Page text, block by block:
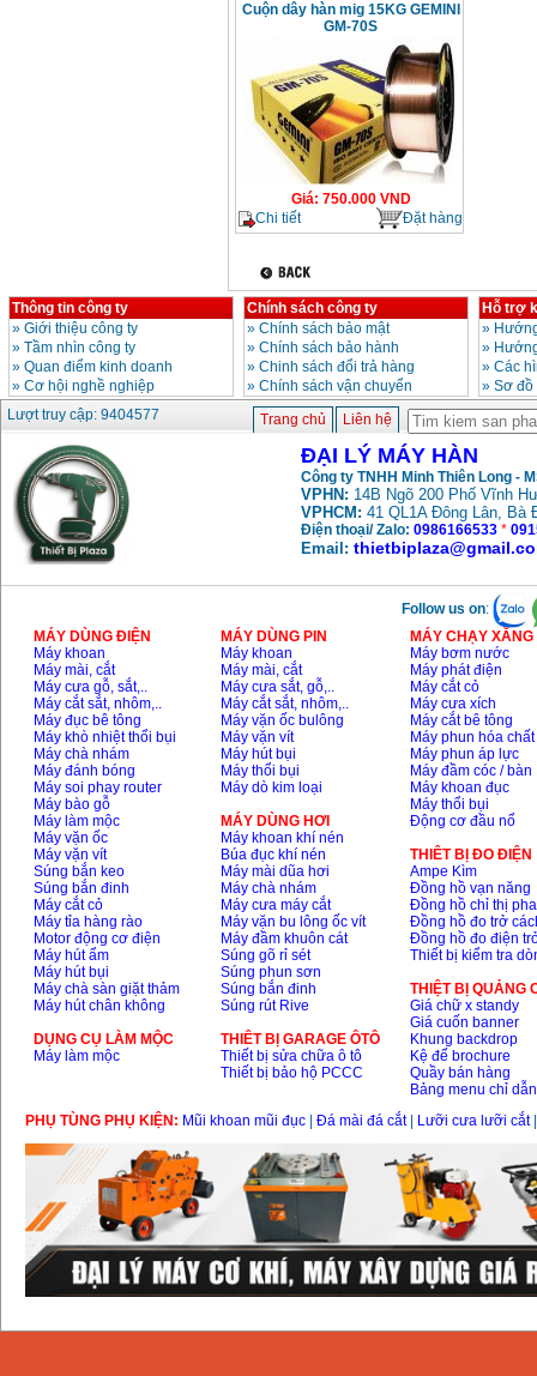
Cuộn dây hàn mig 15KG GEMINI
GM-70S
Giá: 750.000VND
Chi tiết
Đặt hàng
Thông tin công ty
» Giới thiệu công ty
» Tầm nhìn công ty
» Quan điểm kinh doanh
» Cơ hội nghề nghiệp
Chính sách công ty
» Chính sách bảo mật
» Chính sách bảo hành
» Chinh sách đổi trả hàng
» Chính sách vận chuyển
Hỗ trợ
»
»
» Các
» Sơ
Lượt truy cập: 9404577
Trang chủ Liên hệ
ĐẠI LÝ MÁY HÀN
Công ty TNHH Minh Thiên Long -
VPHN: 14B Ngõ 200 Phố Vĩnh
VPHCM: 41 QL1A Đông Lân, Bà
Điện thoại/ Zalo: 0986166533 *
Email:
Follow us on:
MÁY DÙNG ĐIỆN
Máy khoan
Máy mài, cắt
Máy cưa gỗ, sắt,..
Máy cắt sắt, nhôm,..
Máy đục bê tông
Máy khò nhiệt thổi bụi
Máy chà nhám
Máy đánh bóng
Máy soi phay router
Máy bào gỗ
Máy làm mộc
Máy vặn ốc
Máy vặn vít
Súng bắn keo
Súng bắn đinh
Máy cắt cỏ
Máy tỉa hàng rào
Motor động cơ điện
Máy hút ẩm
Máy hút bụi
Máy chà sàn giặt thảm
Máy hút chân không
DỤNG CỤ LÀM MỘC
Máy làm mộc
MÁY DÙNG PIN
Máy khoan
Máy mài, cắt
Máy cưa sắt, gỗ,..
Máy cắt sắt, nhôm,..
Máy vặn ốc bulông
Máy vặn vít
Máy hút bụi
Máy thổi bụi
Máy dò kim loại
MÁY DÙNG HƠI
Máy khoan khí nén
Búa đục khí nén
Máy mài dũa hơi
Máy chà nhám
Máy cưa máy cắt
Máy vặn bu lông ốc vít
Máy đầm khuôn cát
Súng gõ rỉ sét
Súng phun sơn
Súng bắn đinh
Súng rút Rive
THIÊT BỊ GARAGE ÔTÔ
Thiết bị sửa chữa ô tô
Thiết bị bảo hộ PCCC
MÁY CHẠY
Máy bơm nước
Máy phát điện
Máy cắt cỏ
Máy cưa xích
Máy cắt bê tông
Máy phun hóa chất
Máy phun áp lực
Máy đầm cóc / bàn
Máy khoan đục
Máy thổi bụi
Động cơ đầu nổ
THIÊT BỊ ĐO ĐIỆN
Ampe Kìm
Đồng hồ vạn năng
Đồng hồ chỉ thị pha
Đồng hồ đo trở
Đồng hồ đo điện
Thiết bị kiểm tra
THIỆT BỊ QUẢNG
Giá chữ x standy
Giá cuốn banner
Khung backdrop
Kệ để brochure
Quầy bán hàng
Bảng menu chỉ dẫn
PHỤ TÙNG PHỤ KIỆN: Mũi khoan mũi đục Đá mài đá cắt| Lưỡi cưa lưỡi cắt